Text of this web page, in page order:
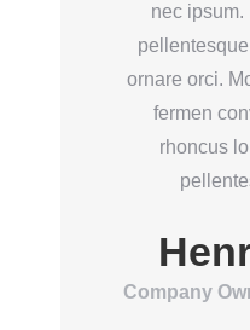
nec ipsum.
ornare orci.
fermen
rhoncus
Company